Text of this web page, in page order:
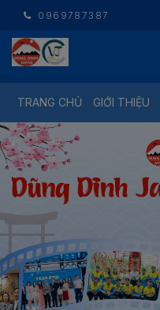
0969787387
TRANG CHỦ GIỚI THIỆU